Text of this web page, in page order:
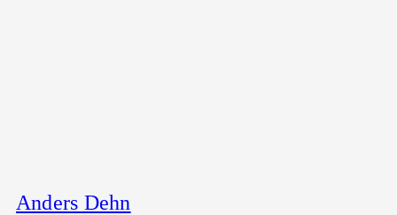
Anders Dehn